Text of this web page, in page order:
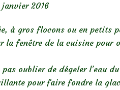
janvier 2016
à gros flocons ou en petits
la fenêtre de la cuisine pour
oublier de dégeler l’eau
pour faire fondre la